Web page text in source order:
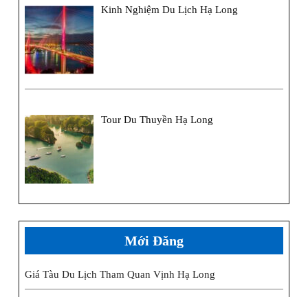
Kinh Nghiệm Du Lịch Hạ Long
Tour Du Thuyền Hạ Long
Mới Đăng
Giá Tàu Du Lịch Tham Quan Vịnh Hạ Long